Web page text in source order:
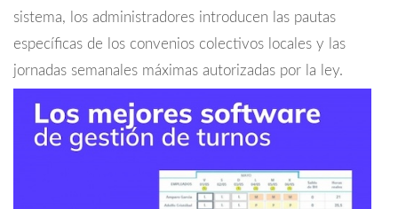
sistema, los administradores introducen las pautas
específicas de los convenios colectivos locales y las
jornadas semanales máximas autorizadas por la ley.